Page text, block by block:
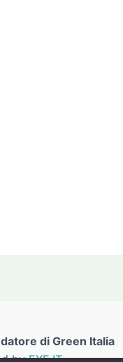
di Green Italia